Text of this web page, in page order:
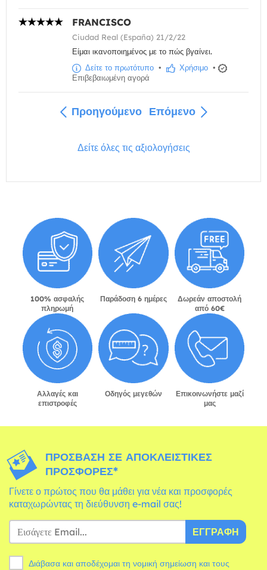
FRANCISCO
Ciudad Real (España) 21/2/22
Είμαι ικανοποιημένος με το πώς βγαίνει.
Δείτε το πρωτότυπο • Χρήσιμο •
Επιβεβαιωμένη αγορά
Προηγούμενο Επόμενο
Δείτε όλες τις αξιολογήσεις
100% ασφαλής
πληρωμή
Παράδοση 6 ημέρες
Δωρεάν αποστολή
από 60€
Αλλαγές και
επιστροφές
Οδηγός μεγεθών
Επικοινωνήστε μαζί
μας
ΠΡΌΣΒΑΣΗ ΣΕ ΑΠΟΚΛΕΙΣΤΙΚΈΣ
ΠΡΟΣΦΟΡΈΣ*
Γίνετε ο πρώτος που θα μάθει για νέα και προσφορές
καταχωρώντας τη διεύθυνση e-mail σας!
ΕΓΓΡΑΦΉ
Διάβασα και αποδέχομαι τη νομική σημείωση και τους